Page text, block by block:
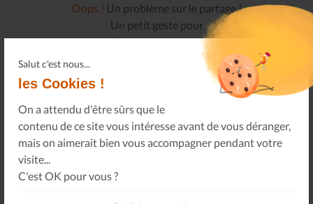
Salut c'est nous...
les Cookies !
On a attendu d'être sûrs que le
contenu de ce site vous intéresse avant de vous déranger,
mais on aimerait bien vous accompagner pendant votre
visite...
C'est OK pour vous ?
Oops ! Un problème sur le partage !
Un petit geste pour
nous faire tous réapparaître
DERNIERS NUMÉROS